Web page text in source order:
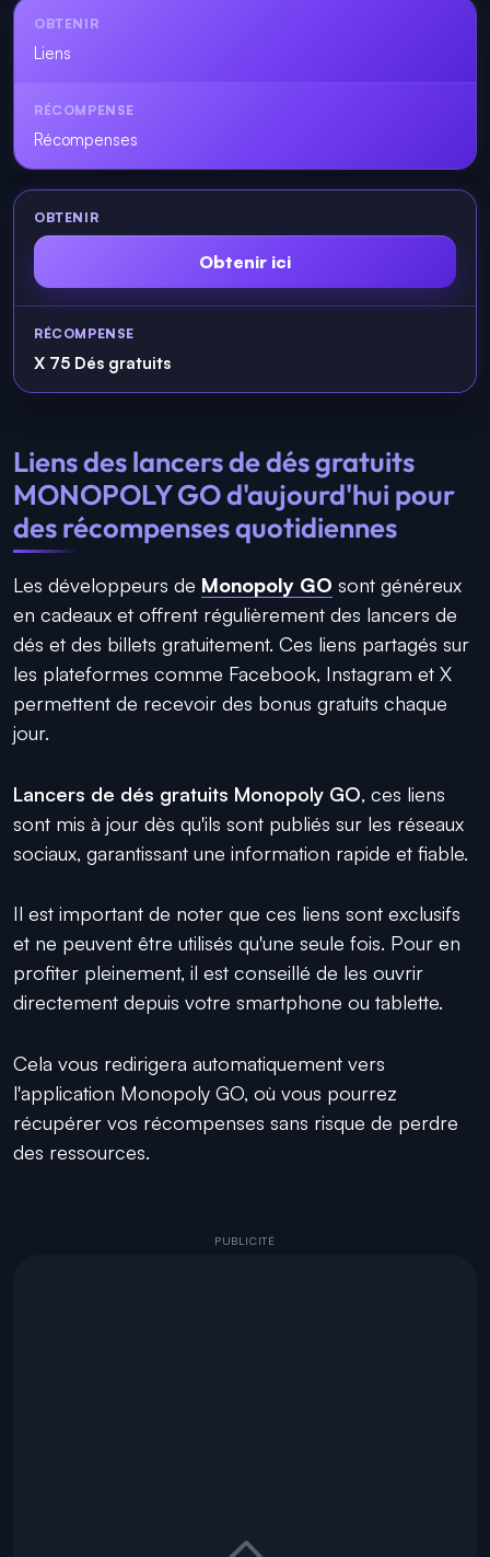
Liens
Récompenses
Obtenir ici
X 75 Dés gratuits
Liens des lancers de dés gratuits
MONOPOLY GO d'aujourd'hui pour
des récompenses quotidiennes
Les développeurs de Monopoly GO sont généreux
en cadeaux et offrent régulièrement des lancers de
dés et des billets gratuitement. Ces liens partagés sur
les plateformes comme Facebook, Instagram et X
permettent de recevoir des bonus gratuits chaque
jour.
Lancers de dés gratuits Monopoly GO, ces liens
sont mis à jour dès qu'ils sont publiés sur les réseaux
sociaux, garantissant une information rapide et fiable.
Il est important de noter que ces liens sont exclusifs
et ne peuvent être utilisés qu'une seule fois. Pour en
profiter pleinement, il est conseillé de les ouvrir
directement depuis votre smartphone ou tablette.
Cela vous redirigera automatiquement vers
l'application Monopoly GO, où vous pourrez
récupérer vos récompenses sans risque de perdre
des ressources.